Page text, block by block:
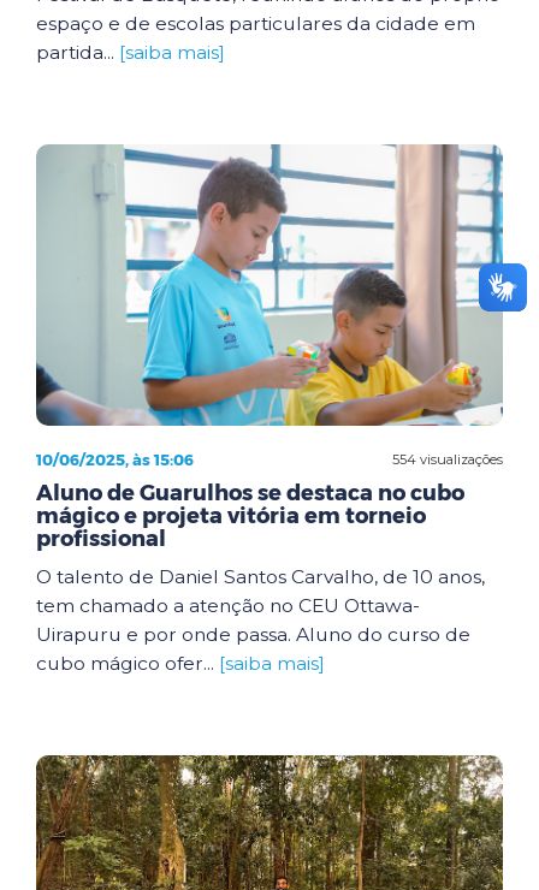
espaço e de escolas particulares da cidade em
partida... [saiba mais]
554 visualizações
10/06/2025, às 15:06
Aluno de Guarulhos se destaca no cubo
mágico e projeta vitória em torneio
profissional
O talento de Daniel Santos Carvalho, de 10 anos,
tem chamado a atenção no CEU Ottawa-
Uirapuru e por onde passa. Aluno do curso de
cubo mágico ofer... [saiba mais]